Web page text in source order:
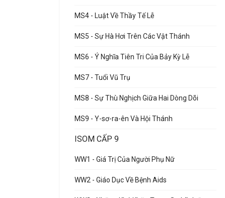
MS4 - Luật Về Thầy Tế Lễ
MS5 - Sự Hà Hơi Trên Các Vật Thánh
MS6 - Ý Nghĩa Tiên Tri Của Bảy Kỳ Lễ
MS7 - Tuổi Vũ Trụ
MS8 - Sự Thù Nghịch Giữa Hai Dòng Dõi
MS9 - Y-sơ-ra-ên Và Hội Thánh
ISOM CẤP 9
WW1 - Giá Trị Của Người Phụ Nữ
WW2 - Giáo Dục Về Bệnh Aids